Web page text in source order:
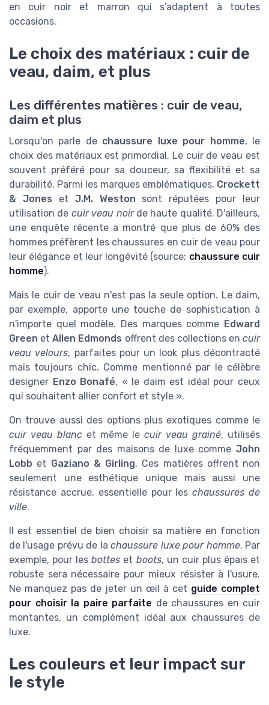
en cuir noir et marron qui s’adaptent à toutes
occasions.
Le choix des matériaux : cuir de
veau, daim, et plus
Les différentes matières : cuir de veau,
daim et plus
Lorsqu'on parle de chaussure luxe pour homme, le
choix des matériaux est primordial. Le cuir de veau est
souvent préféré pour sa douceur, sa flexibilité et sa
durabilité. Parmi les marques emblématiques, Crockett
& Jones et J.M. Weston sont réputées pour leur
utilisation de cuir veau noirde haute qualité. D'ailleurs,
une enquête récente a montré que plus de 60% des
hommes préfèrent les chaussures en cuir de veau pour
leur élégance et leur longévité (source: chaussure cuir
homme).
Mais le cuir de veau n'est pas la seule option. Le daim,
par exemple, apporte une touche de sophistication à
n'importe quel modèle. Des marques comme Edward
Green etAllen Edmonds offrent des collections en cuir
veau velours, parfaites pour un look plus décontracté
mais toujours chic. Comme mentionné par le célèbre
designer Enzo Bonafé, « le daim est idéal pour ceux
qui souhaitent allier confort et style ».
On trouve aussi des options plus exotiques comme le
cuir veau blanc et même le cuir veau grainé, utilisés
fréquemment par des maisons de luxe comme John
Lobb et Gaziano & Girling. Ces matières offrent non
seulement une esthétique unique mais aussi une
résistance accrue, essentielle pour leschaussures de
ville.
Il est essentiel de bien choisir sa matière en fonction
de l'usage prévu de lachaussure luxe pour homme. Par
exemple, pour lesbottes et boots, un cuir plus épais et
robuste sera nécessaire pour mieux résister à l'usure.
Ne manquez pas de jeter un œil à cet guide complet
pour choisir la paire parfaite de chaussures en cuir
montantes, un complément idéal aux chaussures de
luxe.
Les couleurs et leur impact sur
le style